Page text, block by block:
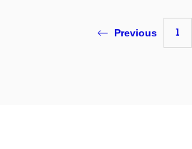
Previous 1